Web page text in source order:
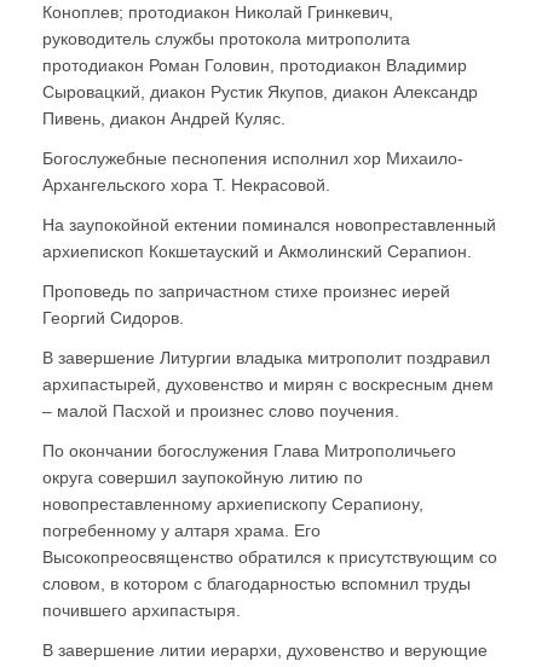
Коноплев; протодиакон Николай Гринкевич,
руководитель службы протокола митрополита
протодиакон Роман Головин, протодиакон Владимир
Сыровацкий, диакон Рустик Якупов, диакон Александр
Пивень, диакон Андрей Куляс.
Богослужебные песнопения исполнил хор Михаило-
Архангельского хора Т. Некрасовой.
На заупокойной ектении поминался новопреставленный
архиепископ Кокшетауский и Акмолинский Серапион.
Проповедь по запричастном стихе произнес иерей
Георгий Сидоров.
В завершение Литургии владыка митрополит поздравил
архипастырей, духовенство и мирян с воскресным днем
– малой Пасхой и произнес слово поучения.
По окончании богослужения Глава Митрополичьего
округа совершил заупокойную литию по
новопреставленному архиепископу Серапиону,
погребенному у алтаря храма. Его
Высокопреосвященство обратился к присутствующим со
словом, в котором с благодарностью вспомнил труды
почившего архипастыря.
В завершение литии иерархи, духовенство и верующие